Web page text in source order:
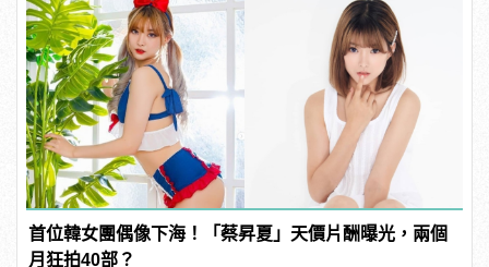
首位韓女團偶像下海！「蔡昇夏」天價片酬曝光，兩個
月狂拍40部？